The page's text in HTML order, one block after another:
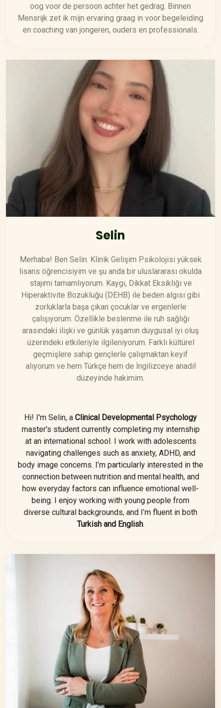
oog voor de persoon achter het gedrag. Binnen
Mensrijk zet ik mijn ervaring graag in voor begeleiding
en coaching van jongeren, ouders en professionals.
Selin
Merhaba! Ben Selin. Klinik Gelişim Psikolojisi yüksek
lisans öğrencisiyim ve şu anda bir uluslararası okulda
stajımı tamamlıyorum. Kaygı, Dikkat Eksikliği ve
Hiperaktivite Bozukluğu (DEHB) ile beden algısı gibi
zorluklarla başa çıkan çocuklar ve ergenlerle
çalışıyorum. Özellikle beslenme ile ruh sağlığı
arasındaki ilişki ve günlük yaşamın duygusal iyi oluş
üzerindeki etkileriyle ilgileniyorum. Farklı kültürel
geçmişlere sahip gençlerle çalışmaktan keyif
alıyorum ve hem Türkçe hem de İngilizceye anadil
düzeyinde hakimim.
Hi! I'm Selin, a Clinical Developmental Psychology
master's student currently completing my internship
at an international school. I work with adolescents
navigating challenges such as anxiety, ADHD, and
body image concerns. I’m particularly interested in the
connection between nutrition and mental health, and
how everyday factors can influence emotional well-
being. I enjoy working with young people from
diverse cultural backgrounds, and I’m fluent in both
Turkish and English.